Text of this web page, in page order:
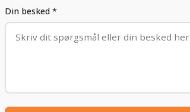
Din besked *